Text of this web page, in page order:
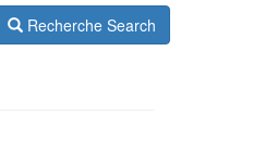
Recherche Search